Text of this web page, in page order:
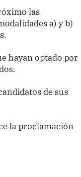
las
a) y b)
hayan optado por
de sus
la proclamación